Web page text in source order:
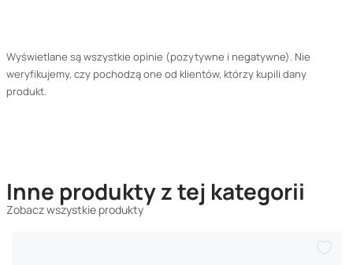
Wyświetlane są wszystkie opinie (pozytywne i negatywne). Nie
weryfikujemy, czy pochodzą one od klientów, którzy kupili dany
produkt.
Inne produkty z tej kategorii
Zobacz wszystkie produkty